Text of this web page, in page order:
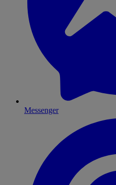
Messenger